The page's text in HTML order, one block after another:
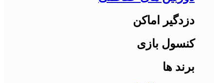
دزدگیر اماکن
کنسول بازی
برند ها